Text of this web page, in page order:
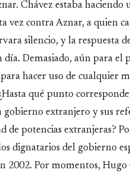
Chávez estaba haciendo
vez contra Aznar, a quien
silencio, y la respuesta
día. Demasiado, aún para
hacer uso de cualquier
qué punto
extranjero y sus
de potencias extranjeras?
dignatarios del gobierno
2002. Por momentos, Hugo